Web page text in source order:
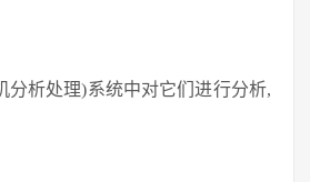
分析处理)系统中对它们进行分析,